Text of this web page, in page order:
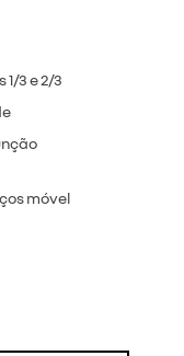
3 e 2/3
móvel